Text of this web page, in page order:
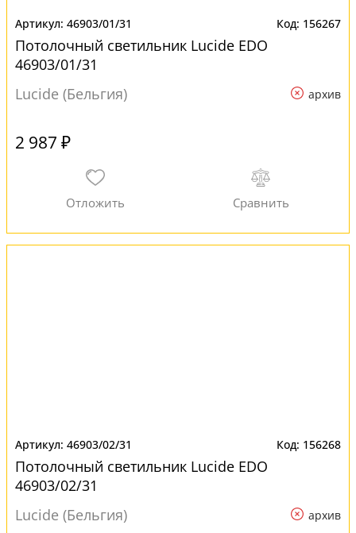
46903/01/31 156267
Потолочный светильник Lucide EDO
46903/01/31
Lucide (Бельгия)
архив
2 987 ₽
46903/02/31 156268
Потолочный светильник Lucide EDO
46903/02/31
Lucide (Бельгия)
архив